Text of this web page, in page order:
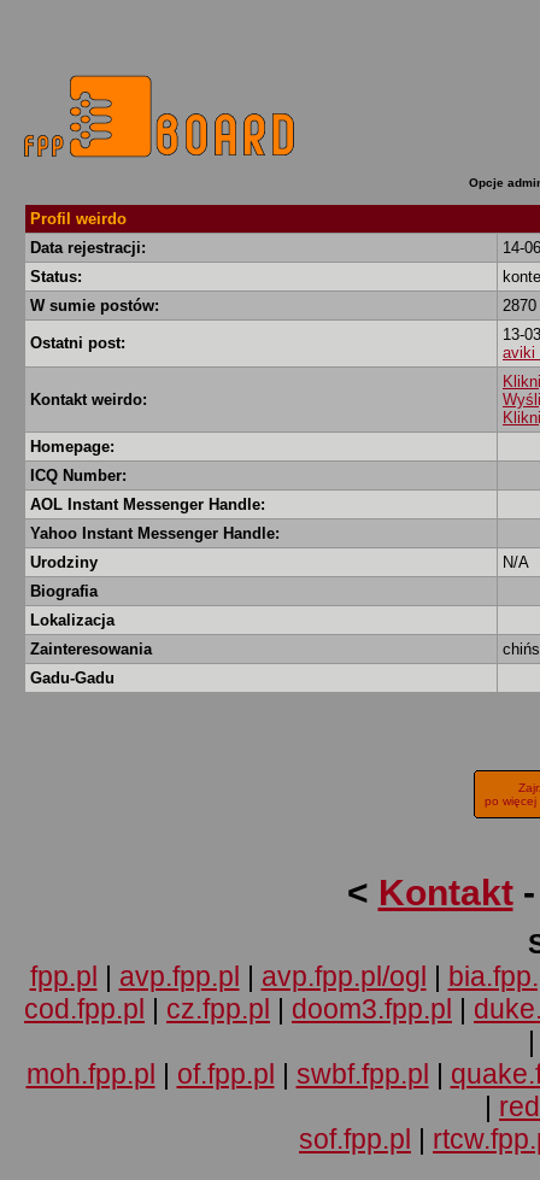
Opcje
Profil weirdo
Data rejestracji:
14-
Status:
W sumie postów:
2870
Ostatni post:
13-
aviki
Kontakt weirdo:
Homepage:
ICQ Number:
AOL Instant Messenger Handle:
Yahoo Instant Messenger Handle:
Urodziny
N/A
Biografia
Lokalizacja
Zainteresowania
Gadu-Gadu
po więcej
< Kontakt
fpp.pl | avp.fpp.pl | avp.fpp.pl/ogl |
cod.fpp.pl | cz.fpp.pl | doom3.fpp.pl |
moh.fpp.pl | of.fpp.pl | swbf.fpp.pl |
|
sof.fpp.pl |